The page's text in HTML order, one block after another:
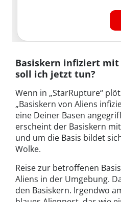
Basiskern infiziert mit
soll ich jetzt tun?
Wenn in „StarRupture“
„Basiskern von Aliens
eine Deiner Basen
erscheint der Basiskern
und um die Basis bildet
Wolke.
Reise zur betroffenen
Aliens in der Umgebung.
den Basiskern. Irgendwo